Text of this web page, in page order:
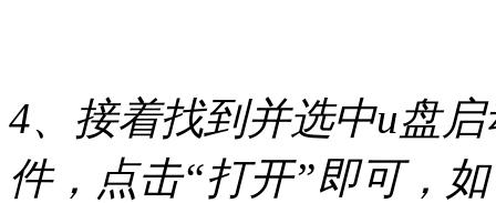
4、接着找到并选中u盘
件，点击“打开”即可，